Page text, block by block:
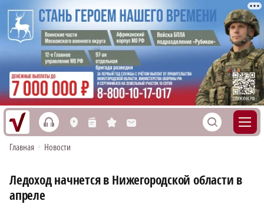
h L n s M S
Главная • Новости
Ледоход начнется в Нижегородской области в
апреле